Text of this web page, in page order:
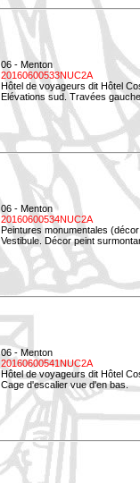
06 - Menton
20160600533NUC2A
Hôtel de voyageurs dit Hôtel
Elévations sud. Travées
06 - Menton
20160600534NUC2A
Peintures monumentales
Vestibule. Décor peint
06 - Menton
20160600541NUC2A
Hôtel de voyageurs dit Hôtel
Cage d'escalier vue d'en bas.